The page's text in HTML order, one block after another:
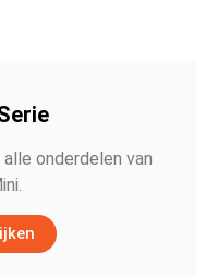
onderdelen van